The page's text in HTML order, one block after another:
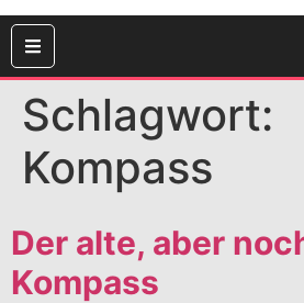
Schlagwort:
Kompass
Der alte, aber
Kompass